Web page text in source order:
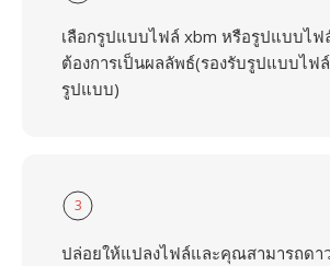
เลือกรูปแบบไฟล์ xbm หรือรูปแบบไฟ
ต้องการเป็นผลลัพธ์(รองรับรูปแบบไฟ
รูปแบบ)
3
ปล่อยให้แปลงไฟล์และคุณสามารถดา